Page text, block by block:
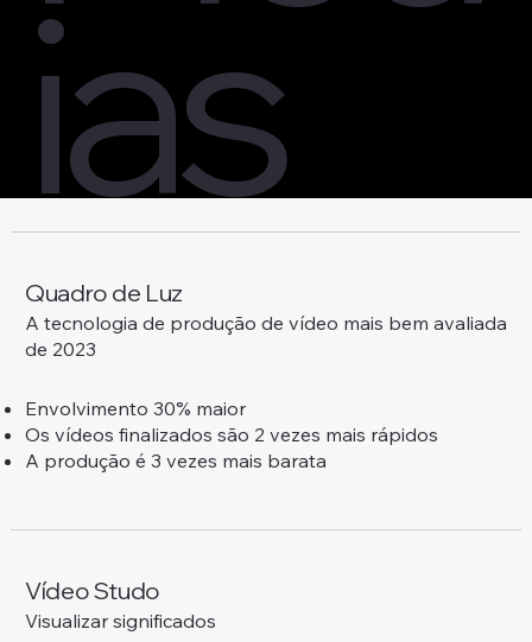
ias
Quadro de Luz
A tecnologia de produção de vídeo mais bem avaliada
de 2023
Envolvimento 30% maior
Os vídeos finalizados são 2 vezes mais rápidos
A produção é 3 vezes mais barata
Vídeo Studo
Visualizar significados